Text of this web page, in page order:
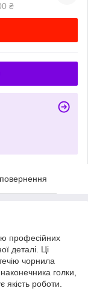
₴
професійних
деталі. Ці
чорнила
голки,
роботи.